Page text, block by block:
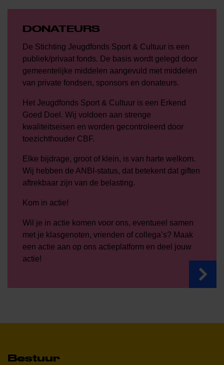
DONATEURS
De Stichting Jeugdfonds Sport & Cultuur is een
publiek/privaat fonds. De basis wordt gelegd door
gemeentelijke middelen aangevuld met middelen
van private fondsen, sponsors en donateurs.
Het Jeugdfonds Sport & Cultuur is een Erkend
Goed Doel. Wij voldoen aan strenge
kwaliteitseisen en worden gecontroleerd door
toezichthouder CBF.
Elke bijdrage, groot of klein, is van harte welkom.
Wij hebben de ANBI-status, dat betekent dat giften
aftrekbaar zijn van de belasting.
Kom in actie!
Wil je in actie komen voor ons, eventueel samen
met je klasgenoten, vrienden of collega’s? Maak
een actie aan op ons actieplatform en deel jouw
actie!
Bestuur